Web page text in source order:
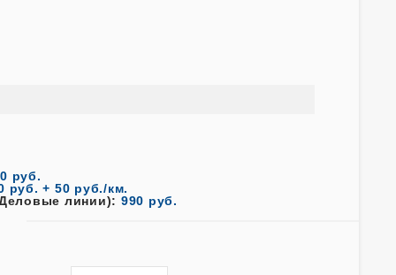
руб.
руб. + 50 руб./км.
линии): 990 руб.